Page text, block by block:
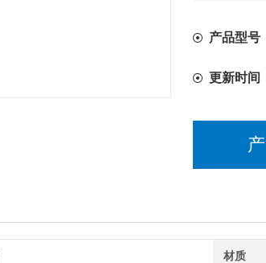
2、 操作
产品型号
更新时间
材质